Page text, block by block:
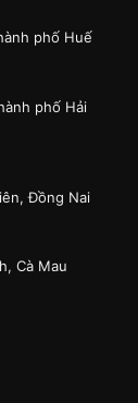
phố Huế
phố Hải
Đồng Nai
Cà Mau